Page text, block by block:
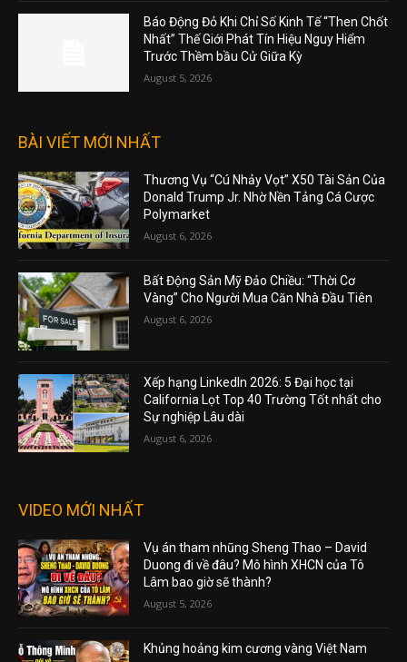
Báo Động Đỏ Khi Chỉ Số Kinh Tế “Then Chốt
Nhất” Thế Giới Phát Tín Hiệu Nguy Hiểm
Trước Thềm bầu Cử Giữa Kỳ
August 5, 2026
BÀI VIẾT MỚI NHẤT
Thương Vụ “Cú Nhảy Vọt” X50 Tài Sản Của
Donald Trump Jr. Nhờ Nền Tảng Cá Cược
Polymarket
August 6, 2026
Bất Động Sản Mỹ Đảo Chiều: “Thời Cơ
Vàng” Cho Người Mua Căn Nhà Đầu Tiên
August 6, 2026
Xếp hạng LinkedIn 2026: 5 Đại học tại
California Lọt Top 40 Trường Tốt nhất cho
Sự nghiệp Lâu dài
August 6, 2026
VIDEO MỚI NHẤT
Vụ án tham nhũng Sheng Thao – David
Duong đi về đâu? Mô hình XHCN của Tô
Lâm bao giờ sẽ thành?
August 5, 2026
Khủng hoảng kim cương vàng Việt Nam